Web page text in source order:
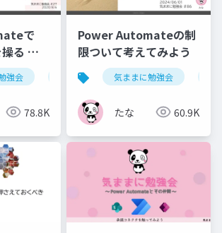
で
る ～
強会 powerautomate sharepoint
78.8K
Power Automateの制
限ついて考えてみよう
気ままに勉強会
たな 60.9K